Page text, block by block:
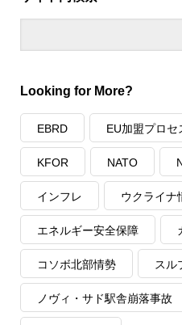
Looking for More?
EBRD EU加盟プロセ
KFOR NATO
インフレ ウクライナ
エネルギー安全保障
コソボ北部情勢 スル
ノヴィ・サド駅舎崩落事故